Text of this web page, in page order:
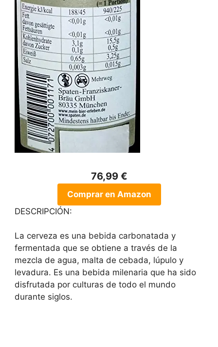
76,99 €
Comprar en Amazon
DESCRIPCIÓN:
La cerveza es una bebida carbonatada y
fermentada que se obtiene a través de la
mezcla de agua, malta de cebada, lúpulo y
levadura. Es una bebida milenaria que ha sido
disfrutada por culturas de todo el mundo
durante siglos.